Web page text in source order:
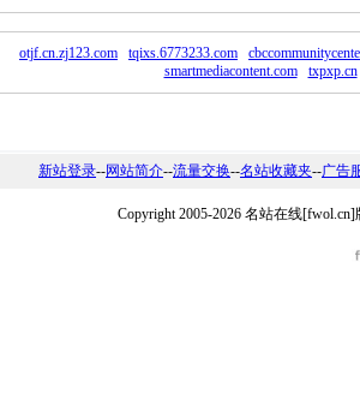
otjf.cn.zj123.com tqixs.6773233.com
smartmediacontent.com
txpxp.cn
新站登录--网站简介--流量交换--名站收藏夹--广告
Copyright 2005-2026 名站在线